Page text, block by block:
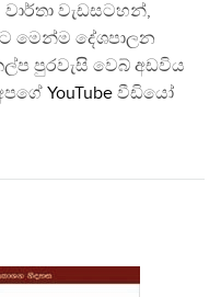
වැඩසටහන්,
මෙන්ම දේශපාලන
පුරවැසි වෙබ් අඩවිය
YouTube වීඩියෝ